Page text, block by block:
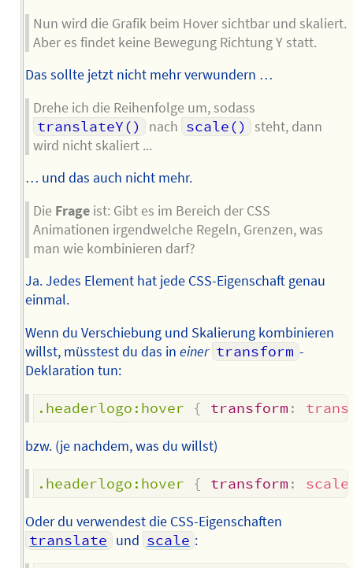
Nun wird die Grafik beim Hover sichtbar und skaliert.
Aber es findet keine Bewegung Richtung Y statt.
Das sollte jetzt nicht mehr verwundern …
Drehe ich die Reihenfolge um, sodass
translateY()
nach scale()
steht, dann
wird nicht skaliert ...
… und das auch nicht mehr.
Die Frageist: Gibt es im Bereich der CSS
Animationen irgendwelche Regeln, Grenzen, was
man wie kombinieren darf?
Ja. Jedes Element hat jede CSS-Eigenschaft genau
einmal.
Wenn du Verschiebung und Skalierung kombinieren
willst, müsstest du das in einer transform -
Deklaration tun:
.headerlogo:hover { transform :
bzw. (je nachdem, was du willst)
.headerlogo:hover { transform : scale
Oder du verwendest die CSS-Eigenschaften
translate und scale :